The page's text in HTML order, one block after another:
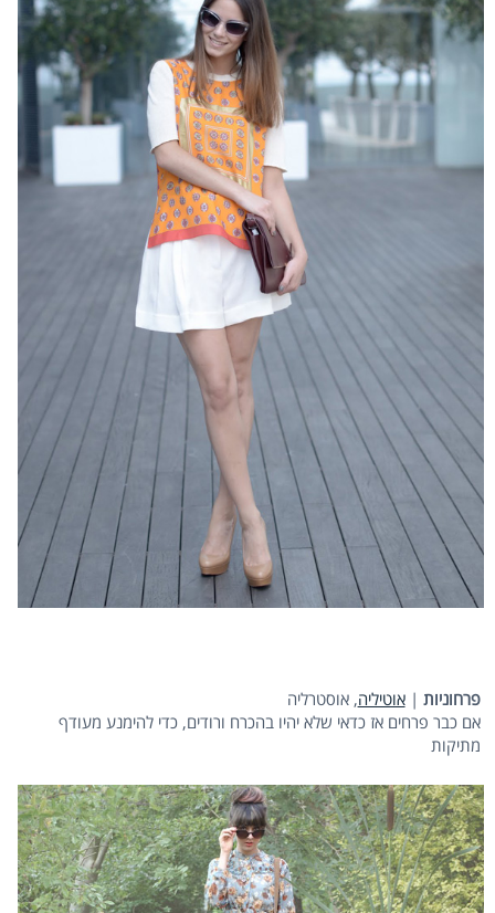
פרחוניות |אוטיליה, אוסטרליה
אם כבר פרחים אז כדאי שלא יהיו בהכרח ורודים, כדי להימנע מעודף
מתיקות